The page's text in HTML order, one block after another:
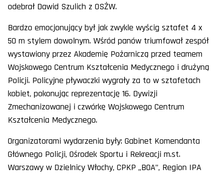
odebrał Dawid Szulich z OSŻW.
Bardzo emocjonujący był jak zwykle wyścig sztafet 4 x
50 m stylem dowolnym. Wśród panów triumfował zespół
wystawiony przez Akademię Pożarniczą przed teamem
Wojskowego Centrum Kształcenia Medycznego i drużyną
Policji. Policyjne pływaczki wygrały za to w sztafetach
kobiet, pokonując reprezentację 16. Dywizji
Zmechanizowanej i czwórkę Wojskowego Centrum
Kształcenia Medycznego.
Organizatorami wydarzenia były: Gabinet Komendanta
Głównego Policji, Ośrodek Sportu i Rekreacji m.st.
Warszawy w Dzielnicy Włochy, CPKP „BOA”, Region IPA